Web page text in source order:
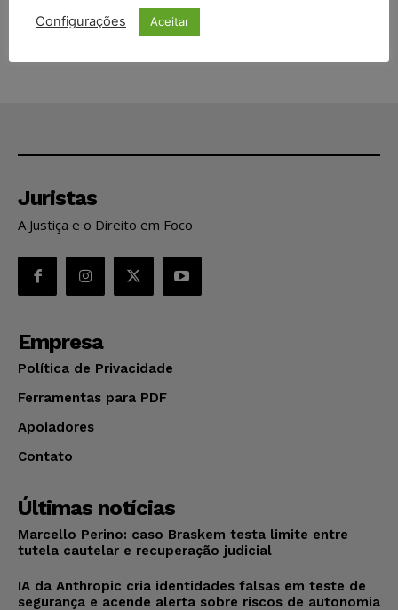
dos jogos de azar no Brasil
Juristas
A Justiça e o Direito em Foco
Empresa
Política de Privacidade
Ferramentas para PDF
Apoiadores
Contato
Últimas notícias
Marcello Perino: caso Braskem testa limite entre
tutela cautelar e recuperação judicial
IA da Anthropic cria identidades falsas em teste de
segurança e acende alerta sobre riscos de autonomia
Configurações Aceitar